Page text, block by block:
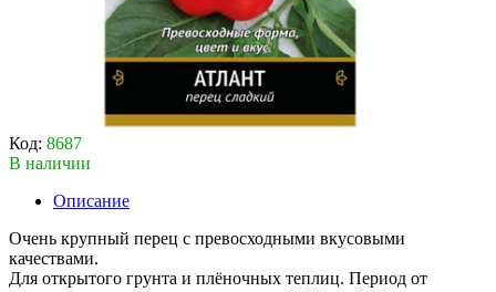
Код: 8687
В наличии
Описание
Очень крупный перец с превосходными вкусовыми
качествами.
Для открытого грунта и плёночных теплиц. Период от